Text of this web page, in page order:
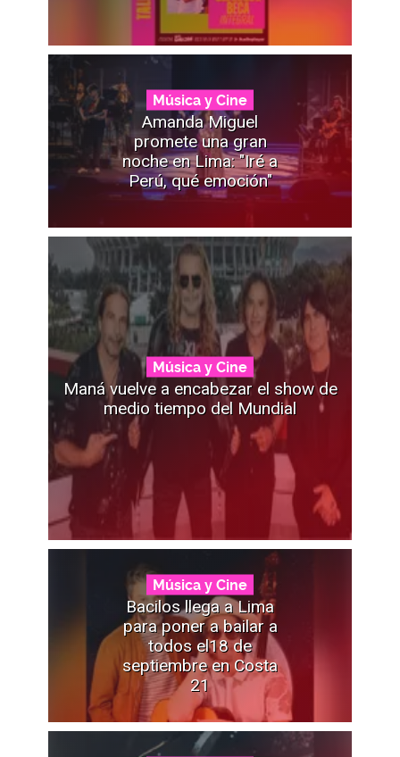
Música y Cine
Amanda Miguel
promete una gran
noche en Lima: "Iré a
Perú, qué emoción"
Música y Cine
Maná vuelve a encabezar el show de
medio tiempo del Mundial
Música y Cine
Bacilos llega a Lima
para poner a bailar a
todos el18 de
septiembre en Costa
21